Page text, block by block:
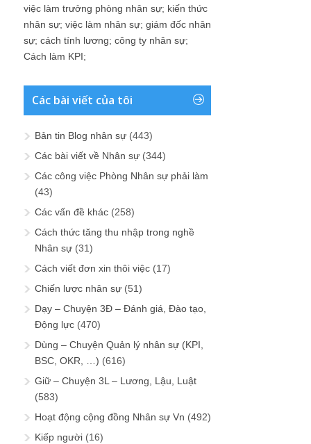
việc làm trưởng phòng nhân sự; kiến thức
nhân sự; việc làm nhân sự; giám đốc nhân
sự; cách tính lương; công ty nhân sự;
Cách làm KPI;
Các bài viết của tôi
Bản tin Blog nhân sự (443)
Các bài viết về Nhân sự (344)
Các công việc Phòng Nhân sự phải làm
(43)
Các vấn đề khác (258)
Cách thức tăng thu nhập trong nghề
Nhân sự (31)
Cách viết đơn xin thôi việc (17)
Chiến lược nhân sự (51)
Dạy – Chuyện 3Đ – Đánh giá, Đào tạo,
Động lực (470)
Dùng – Chuyện Quản lý nhân sự (KPI,
BSC, OKR, …) (616)
Giữ – Chuyện 3L – Lương, Lậu, Luật
(583)
Hoạt động cộng đồng Nhân sự Vn (492)
Kiếp người (16)